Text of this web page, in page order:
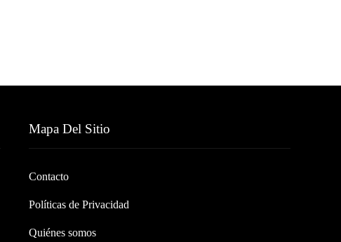
Mapa Del Sitio
Contacto
Políticas de Privacidad
Quiénes somos